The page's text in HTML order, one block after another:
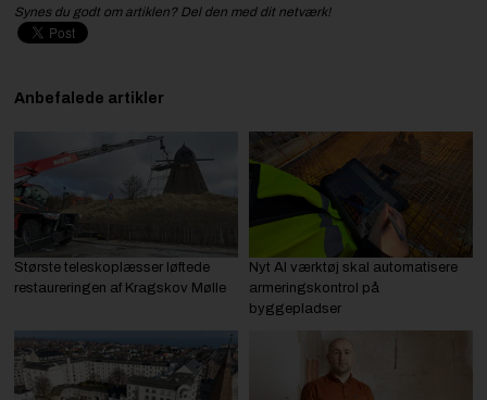
Synes du godt om artiklen? Del den med dit netværk!
Anbefalede artikler
Største teleskoplæsser løftede
restaureringen af Kragskov Mølle
Nyt AI værktøj skal automatisere
armeringskontrol på
byggepladser